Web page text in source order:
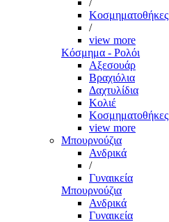
/
Κοσμηματοθήκες
/
view more
Κόσμημα - Ρολόι
Αξεσουάρ
Βραχιόλια
Δαχτυλίδια
Κολιέ
Κοσμηματοθήκες
view more
Μπουρνούζια
Ανδρικά
/
Γυναικεία
Μπουρνούζια
Ανδρικά
Γυναικεία